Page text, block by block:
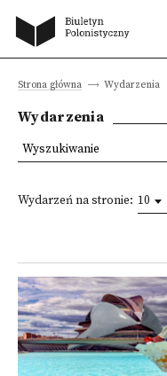
Strona główna Wydarzenia
Wydarzenia
Wydarzeń na stronie: 10
Wyszukiwanie